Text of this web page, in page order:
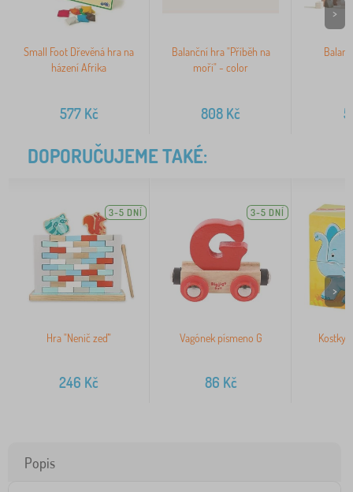
Small Foot Dřevěná hra na
házení Afrika
577Kč
Balanční hra "Příběh na
moři" - color
808 Kč
>
DOPORUČUJEME TAKÉ:
3-5 DNÍ
Hra "Nenič zeď"
246 Kč
3-5 DNÍ
Vagónek písmeno G
86 Kč
Kostky
>
Popis